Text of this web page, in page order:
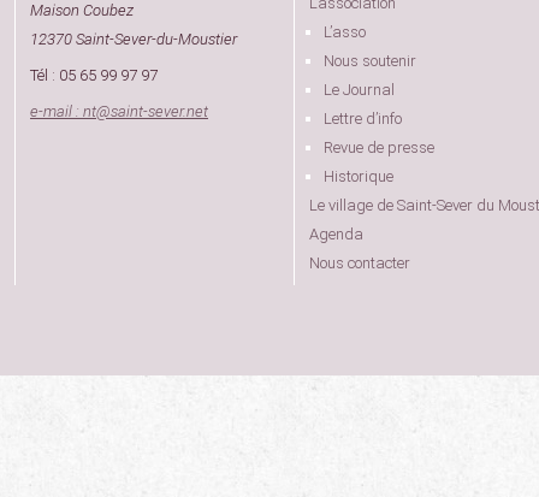
Maison Coubez
12370 Saint-Sever-du-Moustier
Tél : 05 65 99 97 97
e-mail : nt@saint-sever.net
L’asso
Nous soutenir
Le Journal
Lettre d’info
Revue de presse
Historique
Le village de Saint-Sever du
Agenda
Nous contacter